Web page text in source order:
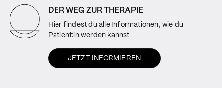
DER WEG ZUR THERAPIE
Hier findest du alle Informationen, wie du
Patient:in werden kannst
JETZT INFORMIEREN